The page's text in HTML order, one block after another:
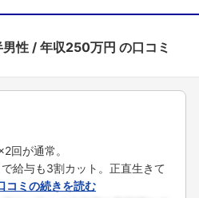
性 年収250万円 の口コミ
回が通常。
給与も3割カット。正直生きて
コミの続きを読む